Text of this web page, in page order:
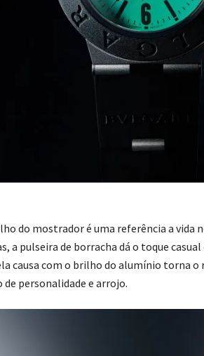
do mostrador é uma referência a vida
a pulseira de borracha dá o toque
causa com o brilho do alumínio torna
de personalidade e arrojo.